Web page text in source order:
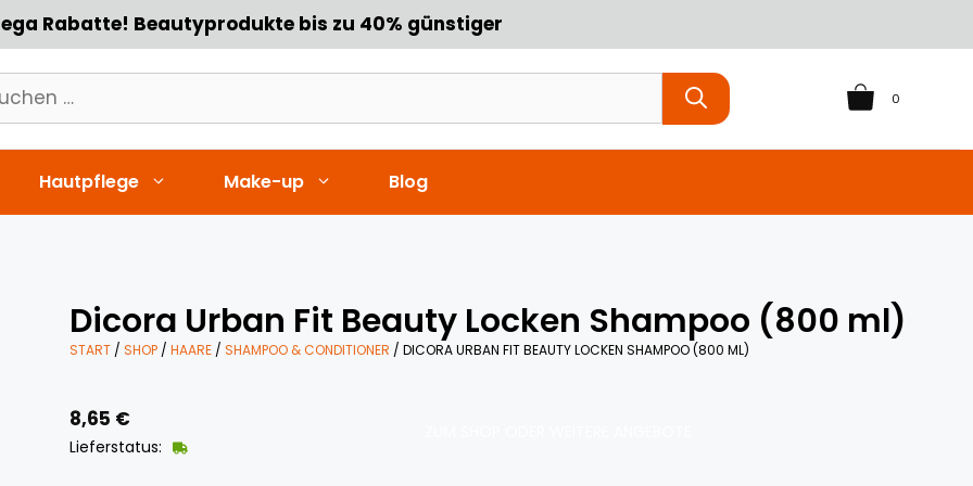
Rabatte! Beautyprodukte bis zu 40% günstiger
0
Hautpflege Make-up Blog
Dicora Urban Fit Beauty Locken Shampoo (800 ml)
START / SHOP / HAARE / SHAMPOO & CONDITIONER / DICORA URBAN FIT BEAUTY LOCKEN SHAMPOO (800 ML)
8,65 €
Lieferstatus: